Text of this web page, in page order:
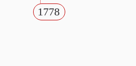
1778